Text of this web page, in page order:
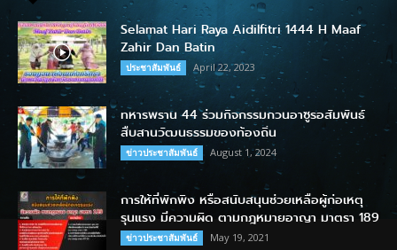
Selamat Hari Raya Aidilfitri 1444 H Maaf
Zahir Dan Batin
ประชาสัมพันธ์ April 22, 2023
ทหารพราน 44 ร่วมกิจกรรมกวนอาซูรอสัมพันธ์
สืบสานวัฒนธรรมของท้องถิ่น
ข่าวประชาสัมพันธ์ August 1, 2024
การให้ที่พักพิง หรือสนับสนุนช่วยเหลือผู้ก่อเหตุ
รุนแรง มีความผิด ตามกฎหมายอาญา มาตรา 189
ข่าวประชาสัมพันธ์ May 19, 2021